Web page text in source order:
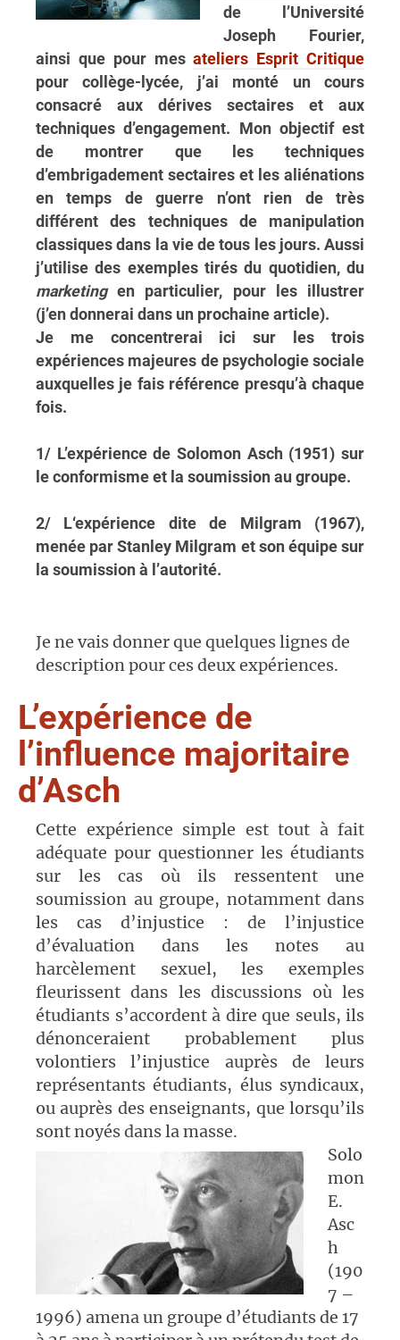
de l’Université
Joseph Fourier,
ainsi que pour mesateliers Esprit Critique
pour collège-lycée, j’ai monté un cours
consacré aux dérives sectaires et aux
techniques d’engagement. Mon objectif est
de montrer que les techniques
d’embrigadement sectaires et les aliénations
en temps de guerre n’ont rien de très
différent des techniques de manipulation
classiques dans la vie de tous les jours. Aussi
j’utilise des exemples tirés du quotidien, du
marketingen particulier, pour les illustrer
(j’en donnerai dans un prochaine article).
Je me concentrerai ici sur les trois
expériences majeures de psychologie sociale
auxquelles je fais référence presqu’à chaque
fois.
1/ L’expérience de Solomon Asch (1951) sur
le conformisme et la soumission au groupe.
2/ L‘expérience dite de Milgram (1967),
menée par Stanley Milgram et son équipe sur
la soumission à l’autorité.
Je ne vais donner que quelques lignes de
description pour ces deux expériences.
L’expérience de
l’influence majoritaire
d’Asch
Cette expérience simple est tout à fait
adéquate pour questionner les étudiants
sur les cas où ils ressentent une
soumission au groupe, notamment dans
les cas d’injustice : de l’injustice
d’évaluation dans les notes au
harcèlement sexuel, les exemples
fleurissent dans les discussions où les
étudiants s’accordent à dire que seuls, ils
dénonceraient probablement plus
volontiers l’injustice auprès de leurs
représentants étudiants, élus syndicaux,
ou auprès des enseignants, que lorsqu’ils
sont noyés dans la masse.
Solo
mon
E.
Asc
h
(190
7 –
1996) amena un groupe d’étudiants de 17